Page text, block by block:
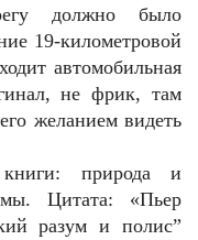
должно было
19-километровой
автомобильная
не фрик, там
желанием видеть
природа и
Цитата: «Пьер
разум и полис”